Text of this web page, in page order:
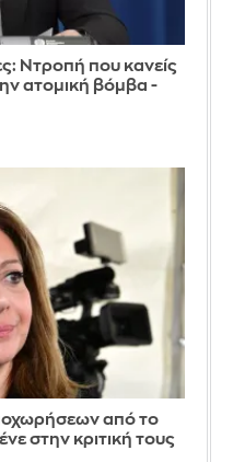
Ντροπή που κανείς
ατομική βόμβα -
από το
στην κριτική τους